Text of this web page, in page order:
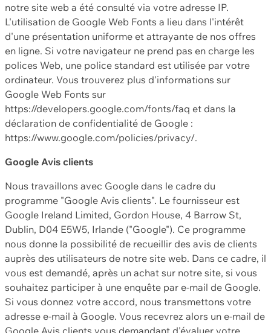
notre site web a été consulté via votre adresse IP.
L'utilisation de Google Web Fonts a lieu dans l'intérêt
d'une présentation uniforme et attrayante de nos offres
en ligne. Si votre navigateur ne prend pas en charge les
polices Web, une police standard est utilisée par votre
ordinateur. Vous trouverez plus d'informations sur
Google Web Fonts sur
https://developers.google.com/fonts/faq et dans la
déclaration de confidentialité de Google :
https://www.google.com/policies/privacy/.
Google Avis clients
Nous travaillons avec Google dans le cadre du
programme "Google Avis clients". Le fournisseur est
Google Ireland Limited, Gordon House, 4 Barrow St,
Dublin, D04 E5W5, Irlande ("Google"). Ce programme
nous donne la possibilité de recueillir des avis de clients
auprès des utilisateurs de notre site web. Dans ce cadre, il
vous est demandé, après un achat sur notre site, si vous
souhaitez participer à une enquête par e-mail de Google.
Si vous donnez votre accord, nous transmettons votre
adresse e-mail à Google. Vous recevrez alors un e-mail de